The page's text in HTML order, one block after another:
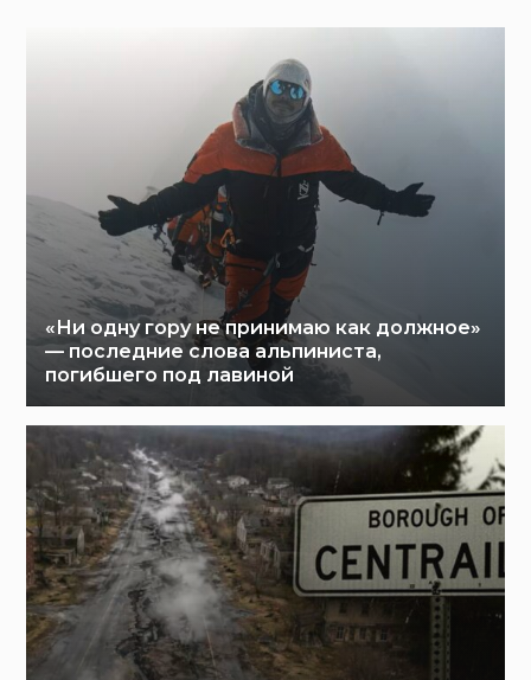
«Ни одну гору не принимаю как должное»
— последние слова альпиниста,
погибшего под лавиной